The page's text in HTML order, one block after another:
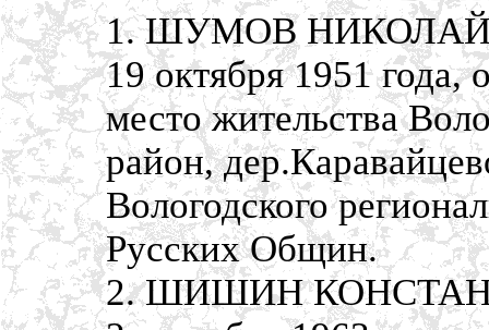
1. ШУМОВ НИКОЛАЙ
19 октября 1951 года,
место жительства
район,
Вологодского
Русских Общин.
2. ШИШИН